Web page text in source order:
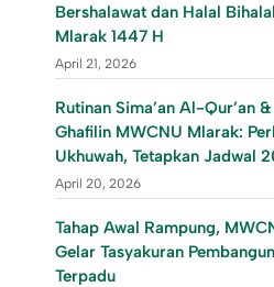
Bershalawat dan Halal
Mlarak 1447 H
April 21, 2026
Rutinan Sima’an Al-Qur’an
Ghafilin MWCNU Mlarak:
Ukhuwah, Tetapkan Jadwal
April 20, 2026
Tahap Awal Rampung,
Gelar Tasyakuran
Terpadu